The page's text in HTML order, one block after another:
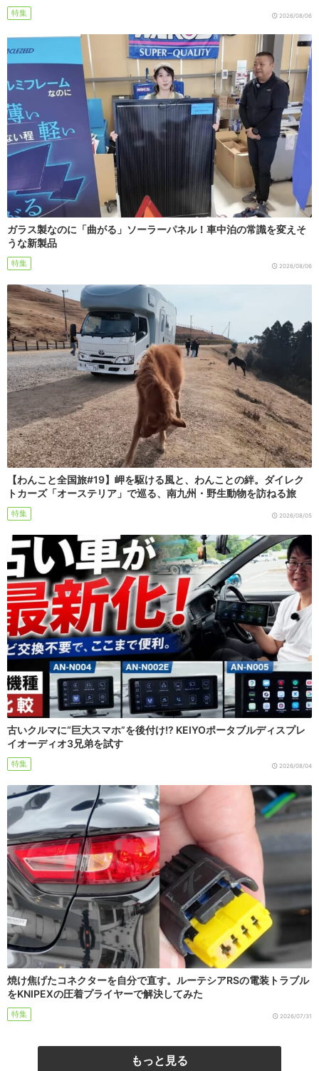
特集 2026/08/06
ガラス製なのに「曲がる」ソーラーパネル！車中泊の常識を変えそ
うな新製品
特集 2026/08/06
【わんこと全国旅#19】岬を駆ける風と、わんことの絆。ダイレク
トカーズ「オーステリア」で巡る、南九州・野生動物を訪ねる旅
特集 2026/08/05
古いクルマに“巨大スマホ”を後付け!? KEIYOポータブルディスプレ
イオーディオ3兄弟を試す
特集 2026/08/04
焼け焦げたコネクターを自分で直す。ルーテシアRSの電装トラブル
をKNIPEXの圧着プライヤーで解決してみた
特集 2026/07/31
もっと見る